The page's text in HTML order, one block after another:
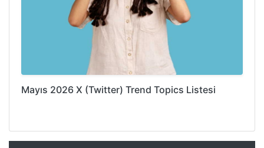
Mayıs 2026 X (Twitter) Trend Topics Listesi